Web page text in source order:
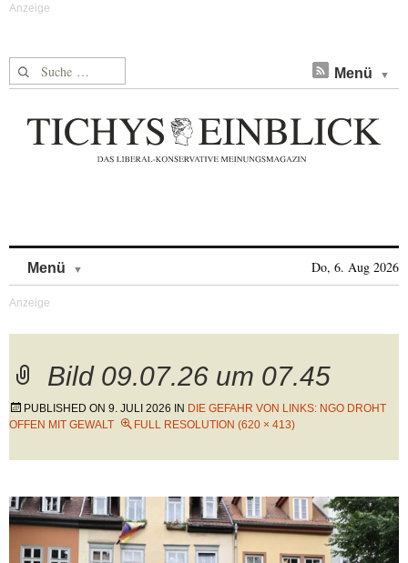
Suche nach: Menü
Menü Do, 6. Aug 2026
Bild 09.07.26 um 07.45
PUBLISHED ON 9. JULI 2026 IN DIE GEFAHR VON LINKS: NGO DROHT
OFFEN MIT GEWALT
FULL RESOLUTION (620 × 413)